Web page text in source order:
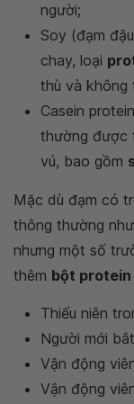
người;
Soy (đạm
chay, loại
thù và không
Casein
thường được
vú, bao gồm
Mặc dù đạm có
thông thường
nhưng một số
thêm bột protein
Thiếu niên
Người mới
Vận động
Vận động